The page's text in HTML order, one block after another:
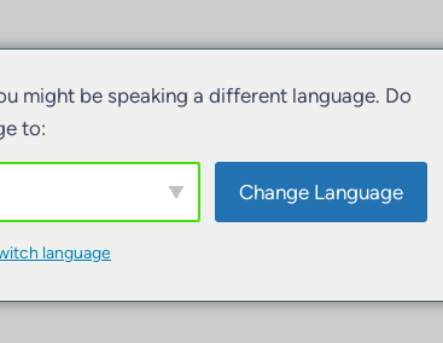
Unterkünfte
might be speaking a different language. Do
to:
Change Language
language